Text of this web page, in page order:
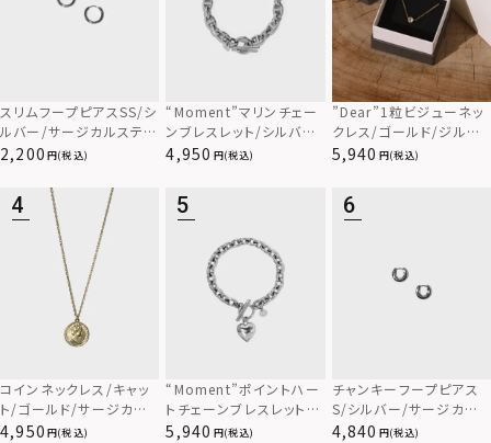
スリムフープピアスSS/シ
ルバー/サージカルステン
レス
2,200 (税込)
“Moment”マリンチェー
ンブレスレット/シルバー/
サージカルステンレス31
4,950 (税込)
”Dear”1粒ビジューネッ
クレス/ゴールド/ジルコ
ニア/スペシャルパッケー
5,940 (税込)
コインネックレス/キャッ
ト/ゴールド/サージカル
ステンレス
4,950 (税込)
“Moment”ポイントハー
トチェーンブレスレット/
シルバー/サージカルステ
5,940 (税込)
チャンキーフープピアス
S/シルバー/サージカル
ステンレス
4,840 (税込)